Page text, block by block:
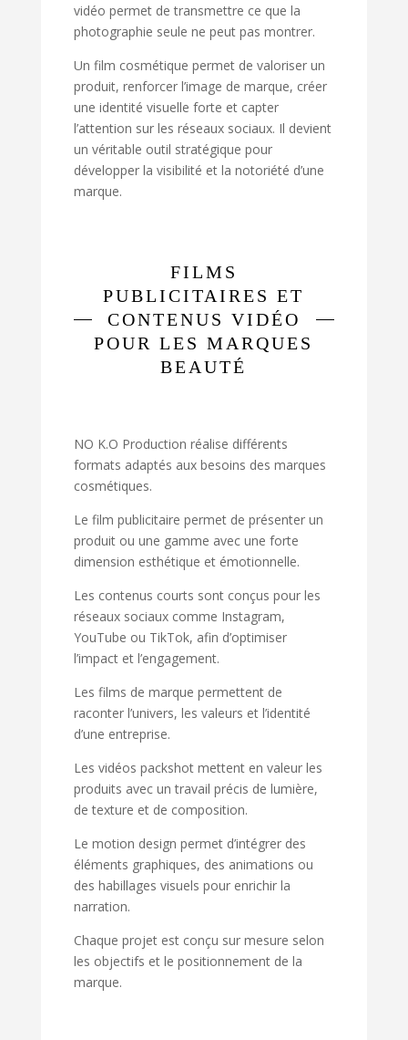
vidéo permet de transmettre ce que la
photographie seule ne peut pas montrer.
Un film cosmétique permet de valoriser un
produit, renforcer l’image de marque, créer
une identité visuelle forte et capter
l’attention sur les réseaux sociaux. Il devient
un véritable outil stratégique pour
développer la visibilité et la notoriété d’une
marque.
FILMS
PUBLICITAIRES ET
CONTENUS VIDÉO
POUR LES MARQUES
BEAUTÉ
NO K.O Production réalise différents
formats adaptés aux besoins des marques
cosmétiques.
Le film publicitaire permet de présenter un
produit ou une gamme avec une forte
dimension esthétique et émotionnelle.
Les contenus courts sont conçus pour les
réseaux sociaux comme Instagram,
YouTube ou TikTok, afin d’optimiser
l’impact et l’engagement.
Les films de marque permettent de
raconter l’univers, les valeurs et l’identité
d’une entreprise.
Les vidéos packshot mettent en valeur les
produits avec un travail précis de lumière,
de texture et de composition.
Le motion design permet d’intégrer des
éléments graphiques, des animations ou
des habillages visuels pour enrichir la
narration.
Chaque projet est conçu sur mesure selon
les objectifs et le positionnement de la
marque.